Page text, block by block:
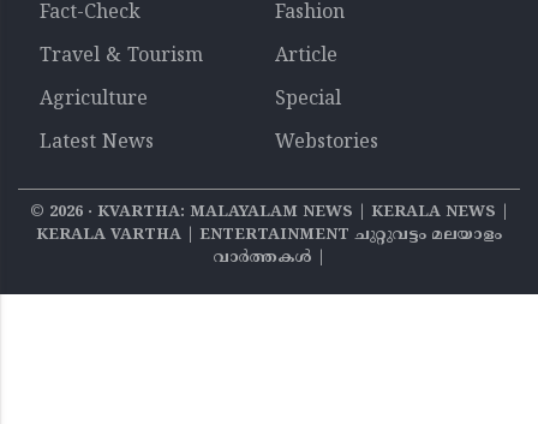
Fact-Check
Fashion
Travel & Tourism
Article
Agriculture
Special
Latest News
Webstories
© 2026‧ KVARTHA: MALAYALAM NEWS | KERALA NEWS |
KERALA VARTHA | ENTERTAINMENT ചുറ്റുവട്ടം മലയാളം
വാര്‍ത്തകൾ |